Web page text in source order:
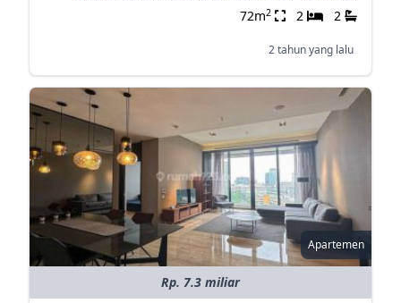
72m2 2 2
2 tahun yang lalu
Apartemen
Rp. 7.3 miliar